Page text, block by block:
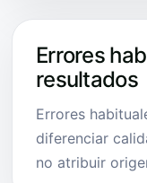
Errores
resultados
Errores
diferenciar
no atribuir